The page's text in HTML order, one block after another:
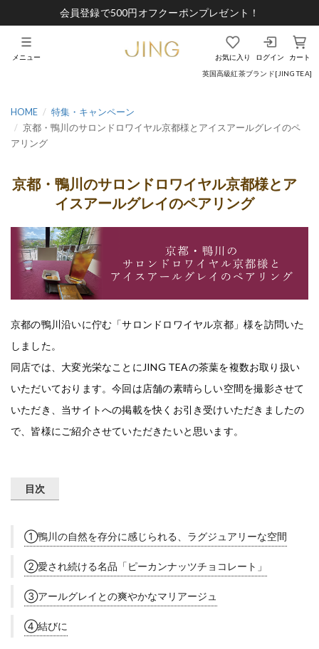
会員登録で500円オフクーポンプレゼント！
英国高級紅茶ブランド[JING TEA]
お気に入り ログイン カート
メニュー
HOME
特集・キャンペーン
京都・鴨川のサロンドロワイヤル京都様とアイスアールグレイのペ
アリング
京都・鴨川のサロンドロワイヤル京都様とア
イスアールグレイのペアリング
京都の鴨川沿いに佇む「サロンドロワイヤル京都」様を訪問いた
しました。
同店では、大変光栄なことにJING TEAの茶葉を複数お取り扱い
いただいております。今回は店舗の素晴らしい空間を撮影させて
いただき、当サイトへの掲載を快くお引き受けいただきましたの
で、皆様にご紹介させていただきたいと思います。
目次
①鴨川の自然を存分に感じられる、ラグジュアリーな空間
②愛され続ける名品「ピーカンナッツチョコレート」
③アールグレイとの爽やかなマリアージュ
④結びに